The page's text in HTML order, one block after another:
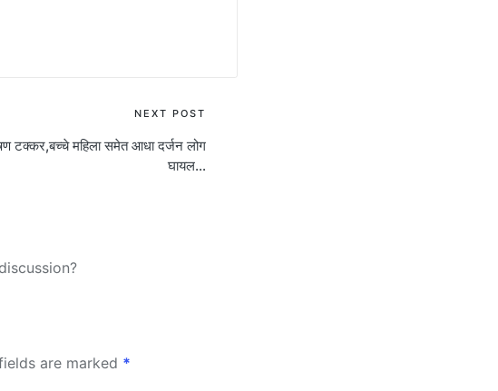
NEXT POST
टक्कर,बच्चे महिला समेत आधा दर्जन लोग
घायल…
are marked *